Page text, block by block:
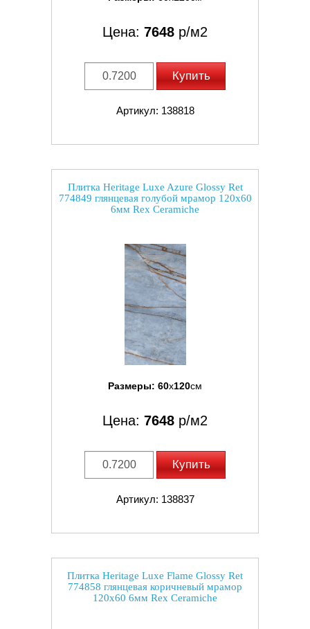
Цена: 7648 р/м2
Купить
Артикул: 138818
Плитка Heritage Luxe Azure Glossy Ret
774849 глянцевая голубой мрамор 120x60
6мм Rex Ceramiche
Размеры: 60x120см
Цена: 7648 р/м2
Купить
Артикул: 138837
Плитка Heritage Luxe Flame Glossy Ret
774858 глянцевая коричневый мрамор
120x60 6мм Rex Ceramiche